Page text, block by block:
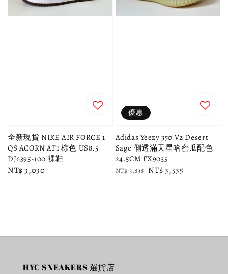
全新現貨 NIKE AIR FORCE 1
QS ACORN AF1 棕色 US8.5
DJ6395-100 裸鞋
Regular
NT$ 3,030
優惠
Adidas Yeezy 350 V2 Desert
Sage 側透滿天星哈密瓜配色
24.5CM FX9035
Regular
NT$ 3,838 Sale
NT$ 3,535
HYC SNEAKERS 選貨店